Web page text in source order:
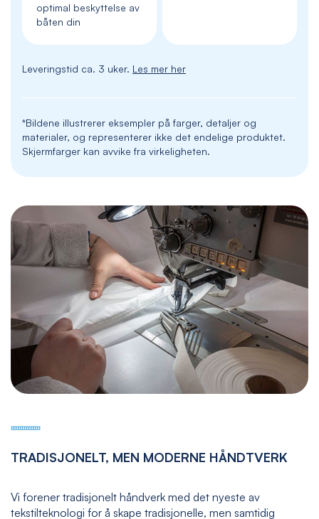
optimal beskyttelse av
båten din
Leveringstid ca. 3 uker. Les mer her
*Bildene illustrerer eksempler på farger, detaljer og
materialer, og representerer ikke det endelige produktet.
Skjermfarger kan avvike fra virkeligheten.
TRADISJONELT, MEN MODERNE HÅNDTVERK
Vi forener tradisjonelt håndverk med det nyeste av
tekstilteknologi for å skape tradisjonelle, men samtidig